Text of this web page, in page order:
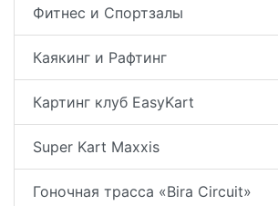
Фитнес и Спортзалы
Каякинг и Рафтинг
Картинг клуб EasyKart
Super Kart Maxxis
Гоночная трасса «Bira Circuit»